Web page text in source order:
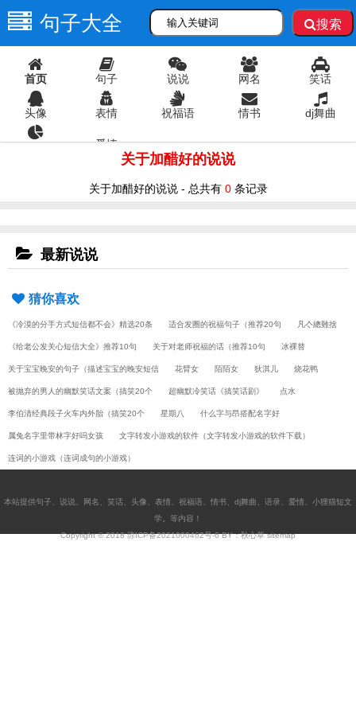
句子大全 搜索
首页 句子 说说 网名 笑话
头像 表情 祝福语 情书 dj舞曲
爱情
关于加醋好的说说
关于加醋好的说说 - 总共有 0条记录
最新说说
猜你喜欢
《冷漠的分手方式短信都不会》精选20条 适合发圈的祝福句子（推荐20句 凡亽總難捨
《给老公发关心短信大全》推荐10句 关于对老师祝福的话（推荐10句 冰裸替
关于宝宝晚安的句子（描述宝宝的晚安短信 花臂女 陌陌女 狄淇儿 烧花鸭
被抛弃的男人的幽默笑话文案（搞笑20个 超幽默冷笑话《搞笑话剧》 点水
李伯清经典段子火车内外胎（搞笑20个 星期八 什么字与昂搭配名字好
属兔名字里带林字好吗女孩 文字转发小游戏的软件（文字转发小游戏的软件下载）
连词的小游戏（连词成句的小游戏）
本站提供句子 说说 网名 笑话 头像 表情 祝福语 情书 dj舞曲 语录 爱情
小狸猫短文
学 。等内容！
Copyright © 2018琼ICP备2021000462号-6BY：秋心草sitemap